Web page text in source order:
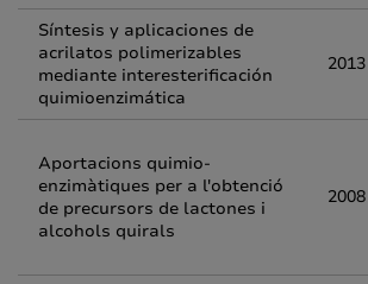
Síntesis y aplicaciones de
acrilatos polimerizables
mediante interesterificación
quimioenzimática
2013
Aportacions quimio-
enzimàtiques per a l'obtenció
de precursors de lactones i
alcohols quirals
2008